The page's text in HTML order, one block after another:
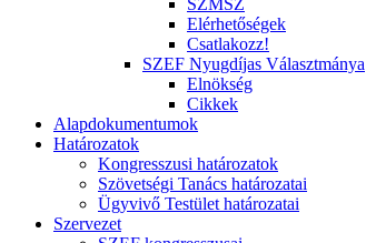
SZMSZ
Elérhetőségek
Csatlakozz!
SZEF Nyugdíjas Választmánya
Elnökség
Cikkek
Alapdokumentumok
Határozatok
Kongresszusi határozatok
Szövetségi Tanács határozatai
Ügyvivő Testület határozatai
Szervezet